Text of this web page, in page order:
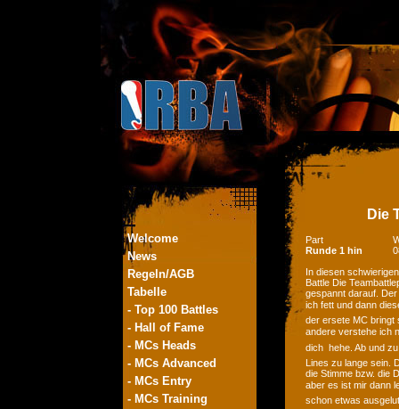
Welcome
News
Regeln/AGB
Tabelle
- Top 100 Battles
- Hall of Fame
- MCs Heads
- MCs Advanced
- MCs Entry
- MCs Training
Die
Part
Runde 1 hin
In diesen
Battle Die
gespannt darauf.
ich fett und dann
der ersete MC bringt
andere verstehe ich
dich  hehe. Ab und
Lines zu lange sein.
die Stimme bzw. die
aber es ist mir dann
schon etwas